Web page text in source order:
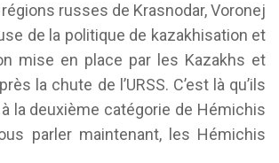
russes de Krasnodar, Voronej
de la politique de kazakhisation et
mise en place par les Kazakhs et
la chute de l’URSS. C’est là qu’ils
la deuxième catégorie de Hémichis
parler maintenant, les Hémichis